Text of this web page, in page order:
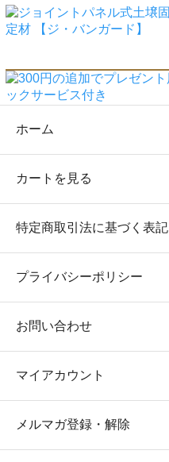
ホーム
カートを見る
特定商取引法に基づく表記
プライバシーポリシー
お問い合わせ
マイアカウント
メルマガ登録・解除